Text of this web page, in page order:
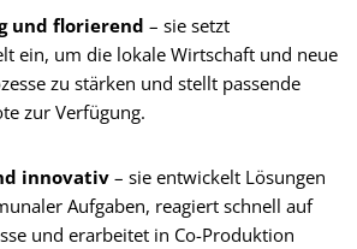
und florierend – sie setzt
ein, um die lokale Wirtschaft und neue
zu stärken und stellt passende
zur Verfügung.
innovativ – sie entwickelt Lösungen
Aufgaben, reagiert schnell auf
und erarbeitet in Co-Produktion